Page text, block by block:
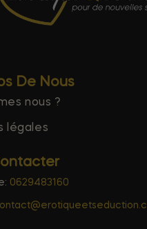
De Nous
nous ?
légales
0629483160